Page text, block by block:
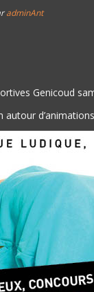
adminAnt
Genicoud
autour